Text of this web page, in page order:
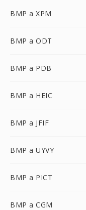
BMP a XPM
BMP a ODT
BMP a PDB
BMP a HEIC
BMP a JFIF
BMP a UYVY
BMP a PICT
BMP a CGM